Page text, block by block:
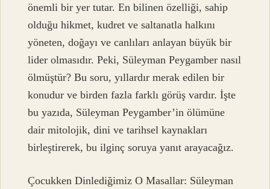
önemli bir yer tutar. En bilinen özelliği, sahip
olduğu hikmet, kudret ve saltanatla halkını
yöneten, doğayı ve canlıları anlayan büyük bir
lider olmasıdır. Peki, Süleyman Peygamber nasıl
ölmüştür? Bu soru, yıllardır merak edilen bir
konudur ve birden fazla farklı görüş vardır. İşte
bu yazıda, Süleyman Peygamber’in ölümüne
dair mitolojik, dini ve tarihsel kaynakları
birleştirerek, bu ilginç soruya yanıt arayacağız.
Çocukken Dinlediğimiz O Masallar: Süleyman